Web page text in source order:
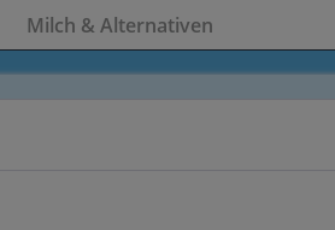
Milch & Alternativen